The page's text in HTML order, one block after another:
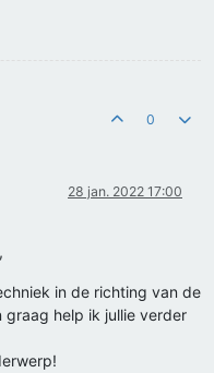
0
28 jan. 2022 17:00
in de richting van de
graag help ik jullie verder